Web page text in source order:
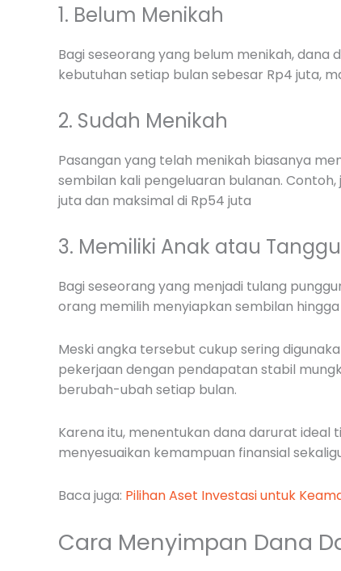
1. Belum Menikah
Bagi seseorang yang belum menikah,
kebutuhan setiap bulan sebesar Rp4 juta,
2. Sudah Menikah
Pasangan yang telah menikah biasanya
sembilan kali pengeluaran bulanan.
juta dan maksimal di Rp54 juta
3. Memiliki Anak atau
Bagi seseorang yang menjadi tulang
orang memilih menyiapkan sembilan
Meski angka tersebut cukup sering
pekerjaan dengan pendapatan stabil
berubah-ubah setiap bulan.
Karena itu, menentukan dana darurat ideal
menyesuaikan kemampuan finansial
Baca juga: Pilihan Aset Investasi untuk
Cara Menyimpan Dana